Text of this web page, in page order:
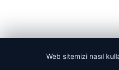
Web sitemizi nasıl